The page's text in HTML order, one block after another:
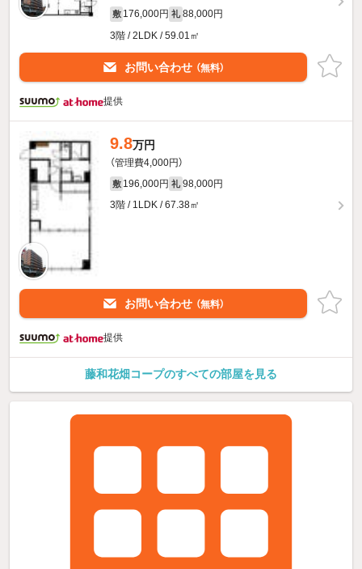
敷 176,000円 礼 88,000円
3階 / 2LDK / 59.01㎡
お問い合わせ （無料）
提供
9.8万円
（管理費4,000円）
敷 196,000円 礼 98,000円
3階 / 1LDK / 67.38㎡
お問い合わせ （無料）
提供
藤和花畑コープのすべての部屋を見る